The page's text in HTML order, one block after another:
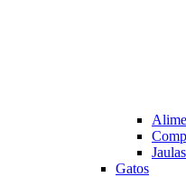
Jaulas
Gatos